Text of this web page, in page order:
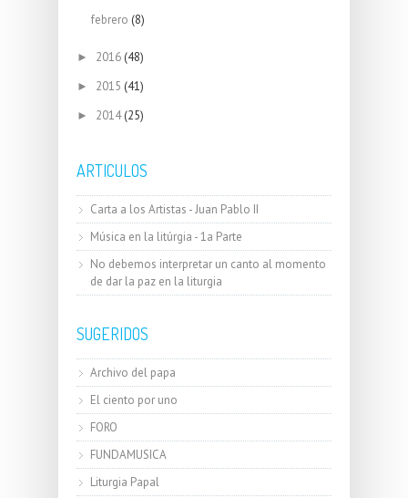
febrero (8)
► 2016 (48)
► 2015 (41)
► 2014 (25)
ARTICULOS
Carta a los Artistas - Juan Pablo II
Música en la litúrgia - 1a Parte
No debemos interpretar un canto al momento
de dar la paz en la liturgia
SUGERIDOS
Archivo del papa
El ciento por uno
FORO
FUNDAMUSICA
Liturgia Papal